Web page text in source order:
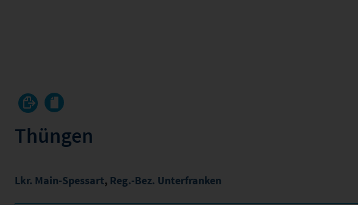
Thüngen
Lkr. Main-Spessart, Reg.-Bez. Unterfranken